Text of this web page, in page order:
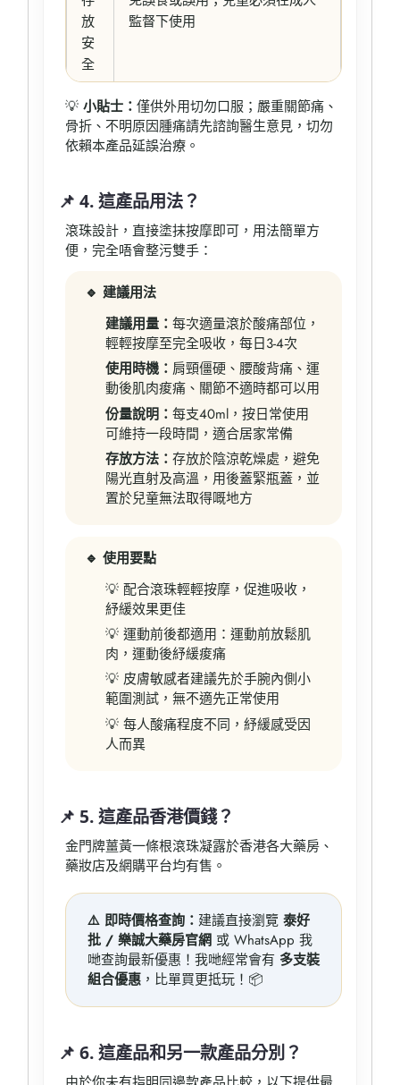
放
安
全
監督下使用
💡 小貼士： 僅供外用切勿口服；嚴重關節痛、
骨折、不明原因腫痛請先諮詢醫生意見，切勿
依賴本產品延誤治療。
📌 4. 這產品用法？
滾珠設計，直接塗抹按摩即可，用法簡單方
便，完全唔會整污雙手：
🔹 建議用法
建議用量： 每次適量滾於酸痛部位，
輕輕按摩至完全吸收，每日3-4次
使用時機： 肩頸僵硬、腰酸背痛、運
動後肌肉痠痛、關節不適時都可以用
份量說明： 每支40ml，按日常使用
可維持一段時間，適合居家常備
存放方法： 存放於陰涼乾燥處，避免
陽光直射及高溫，用後蓋緊瓶蓋，並
置於兒童無法取得嘅地方
🔹 使用要點
💡 配合滾珠輕輕按摩，促進吸收，
紓緩效果更佳
💡 運動前後都適用：運動前放鬆肌
肉，運動後紓緩痠痛
💡 皮膚敏感者建議先於手腕內側小
範圍測試，無不適先正常使用
💡 每人酸痛程度不同，紓緩感受因
人而異
📌 5. 這產品香港價錢？
金門牌薑黃一條根滾珠凝露於香港各大藥房、
藥妝店及網購平台均有售。
⚠️ 即時價格查詢： 建議直接瀏覽 泰好
批 / 樂誠大藥房官網 或 WhatsApp 我
哋查詢最新優惠！我哋經常會有 多支裝
組合優惠 ，比單買更抵玩！📦
📌 6. 這產品和另一款產品分別？